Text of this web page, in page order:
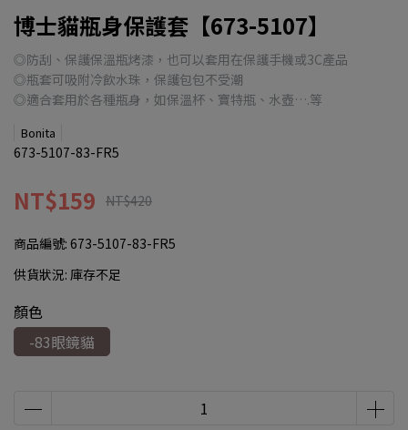
博士貓瓶身保護套【673-5107】
◎防刮、保護保溫瓶烤漆，也可以套用在保護手機或3C產品
◎瓶套可吸附冷飲水珠，保護包包不受潮
◎適合套用於各種瓶身，如保溫杯、寶特瓶、水壺….等
Bonita
673-5107-83-FR5
NT$159 NT$420
商品編號: 673-5107-83-FR5
供貨狀況: 庫存不足
顏色
-83眼鏡貓